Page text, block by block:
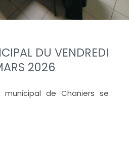
DU VENDREDI
2026
municipal de Chaniers se